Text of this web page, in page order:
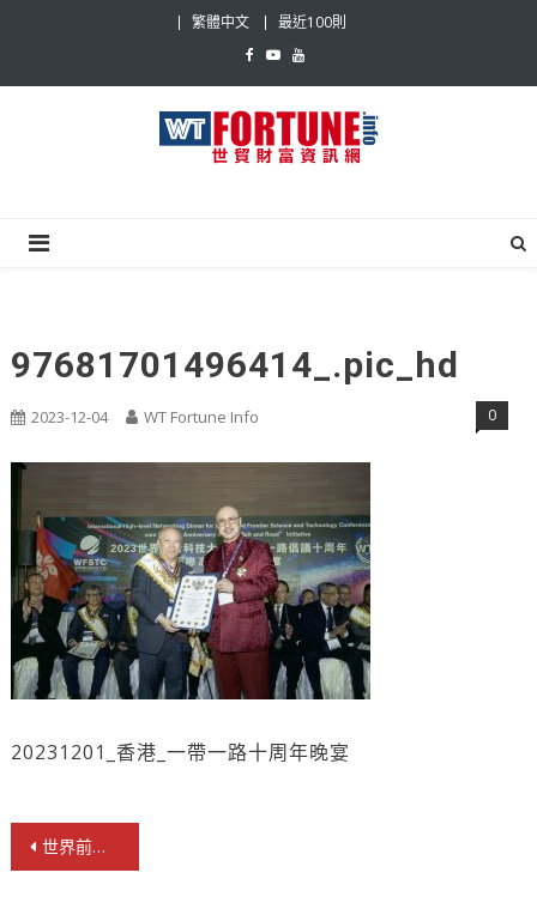
繁體中文 最近100則
97681701496414_.pic_hd
2023-12-04 WT Fortune Info 0
20231201_香港_一帶一路十周年晚宴
文
章
世界前沿科技大會暨一帶一路十周年高級別晚宴在港舉行 籲學習貫徹習主席倡議精神